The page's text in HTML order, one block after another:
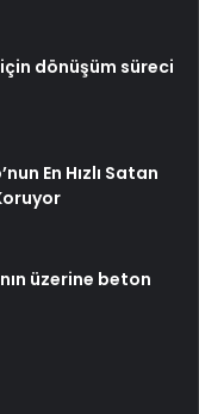
için dönüşüm süreci
En Hızlı Satan
üzerine beton